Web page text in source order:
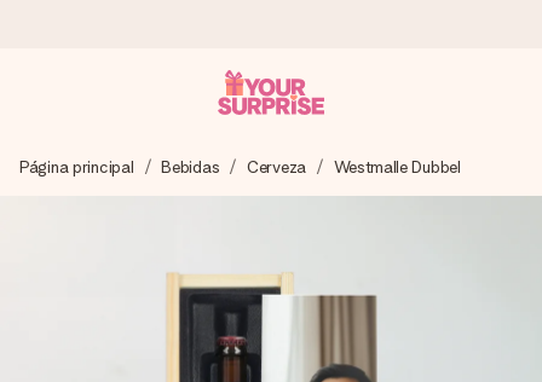
Preparamos tu regalo con cuidado y lo enviamos al vuelo,
para que lo entregues en el momento perfecto, cuando más
4,5 (basado en +15.000 opiniones)
Nuestros regalos inspiran. Los clientes nos dan un 4,5 en
Página principal Bebidas Cerveza Westmalle Dubbel